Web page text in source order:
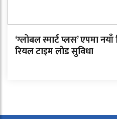
‘ग्लोबल स्मार्ट प्लस’ एपमा
रियल टाइम लोड सुविधा